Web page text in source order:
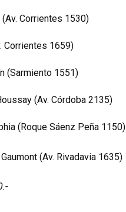
Corrientes 1530)
Corrientes 1659)
(Sarmiento 1551)
(Av. Córdoba 2135)
(Roque Sáenz Peña 1150)
(Av. Rivadavia 1635)